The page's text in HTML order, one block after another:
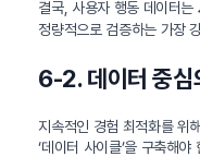
결국, 사용자 행동 데이터는
정량적으로 검증하는 가장
6-2. 데이터 중심
지속적인 경험 최적화를 위
‘데이터 사이클’을 구축해야